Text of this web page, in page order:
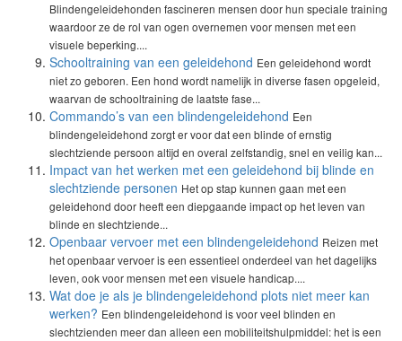
Blindengeleidehonden fascineren mensen door hun speciale training
waardoor ze de rol van ogen overnemen voor mensen met een
visuele beperking....
Schooltraining van een geleidehond Een geleidehond wordt
niet zo geboren. Een hond wordt namelijk in diverse fasen opgeleid,
waarvan de schooltraining de laatste fase...
Commando’s van een blindengeleidehond Een
blindengeleidehond zorgt er voor dat een blinde of ernstig
slechtziende persoon altijd en overal zelfstandig, snel en veilig kan...
Impact van het werken met een geleidehond bij blinde en
slechtziende personen Het op stap kunnen gaan met een
geleidehond door heeft een diepgaande impact op het leven van
blinde en slechtziende...
Openbaar vervoer met een blindengeleidehond Reizen met
het openbaar vervoer is een essentieel onderdeel van het dagelijks
leven, ook voor mensen met een visuele handicap....
Wat doe je als je blindengeleidehond plots niet meer kan
werken? Een blindengeleidehond is voor veel blinden en
slechtzienden meer dan alleen een mobiliteitshulpmiddel: het is een